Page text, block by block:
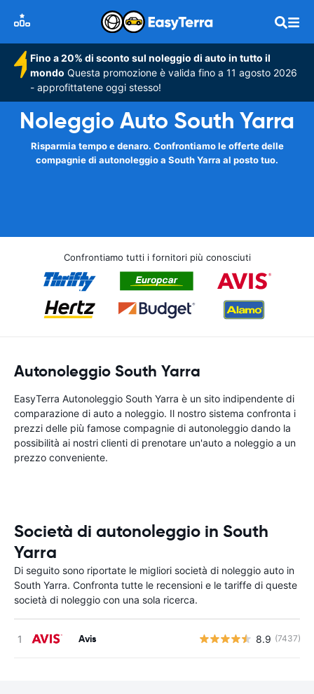
Fino a 20% di sconto sul noleggio di auto in tutto il
mondo Questa promozione è valida fino a 11 agosto 2026
- approfittatene oggi stesso!
Noleggio Auto South Yarra
Risparmia tempo e denaro. Confrontiamo le offerte delle
compagnie di autonoleggio a South Yarra al posto tuo.
Confrontiamo tutti i fornitori più conosciuti
Autonoleggio South Yarra
EasyTerra Autonoleggio South Yarra è un sito indipendente di
comparazione di auto a noleggio. Il nostro sistema confronta i
prezzi delle più famose compagnie di autonoleggio dando la
possibilità ai nostri clienti di prenotare un'auto a noleggio a un
prezzo conveniente.
Società di autonoleggio in South
Yarra
Di seguito sono riportate le migliori società di noleggio auto in
South Yarra. Confronta tutte le recensioni e le tariffe di queste
società di noleggio con una sola ricerca.
Avis 8.9 (7437)